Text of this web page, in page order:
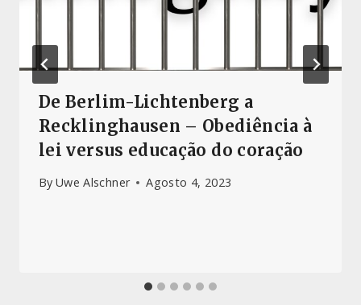
De Berlim-Lichtenberg a
Recklinghausen – Obediência à
lei versus educação do coração
By Uwe Alschner Agosto 4, 2023